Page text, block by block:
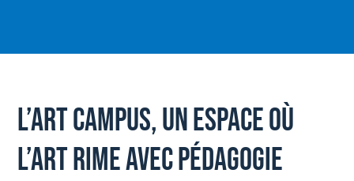
L’ART CAMPUS, UN ESPACE OÙ
L’ART RIME AVEC PÉDAGOGIE